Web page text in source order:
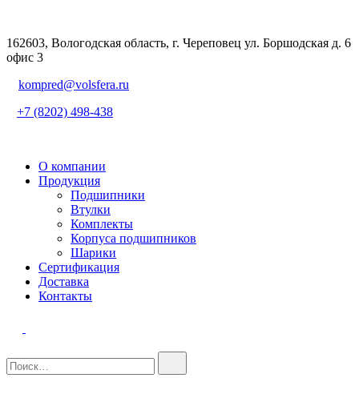
162603, Вологодская область, г. Череповец ул. Боршодская д. 6
офис 3
kompred@volsfera.ru
+7 (8202) 498-438
О компании
Продукция
Подшипники
Втулки
Комплекты
Корпуса подшипников
Шарики
Сертификация
Доставка
Контакты